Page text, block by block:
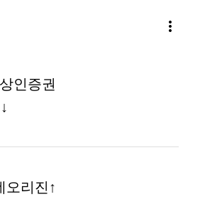
more_vert
인증권
리진↑